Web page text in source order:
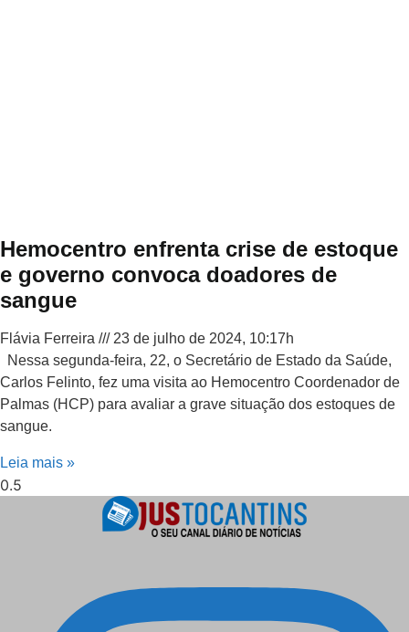
Hemocentro enfrenta crise de estoque
e governo convoca doadores de
sangue
Flávia Ferreira
23 de julho de 2024, 10:17h
Nessa segunda-feira, 22, o Secretário de Estado da Saúde,
Carlos Felinto, fez uma visita ao Hemocentro Coordenador de
Palmas (HCP) para avaliar a grave situação dos estoques de
sangue.
Leia mais »